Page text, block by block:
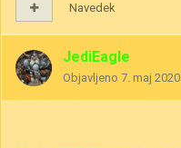
Navedek
JediEagle
Objavljeno 7. maj 2020